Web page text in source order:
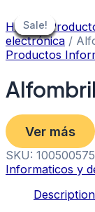
to
content
Sale!
Home/
electrónica /
Productos
Ver más
SKU:
Informaticos y
Description
Sale!
Sale!
Sale!
Sale!
Sale!
Sale!
Sale!
Sale!